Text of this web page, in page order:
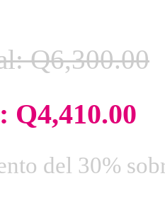
Q6,300.00
Q4,410.00
del 30%